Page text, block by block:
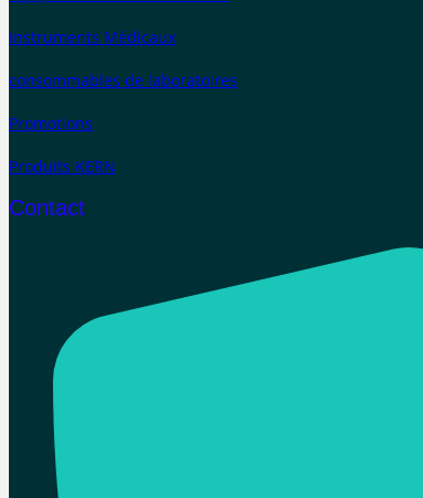
Instruments Médicaux
consommables de laboratoires
Promotions
Produits KERN
Contact